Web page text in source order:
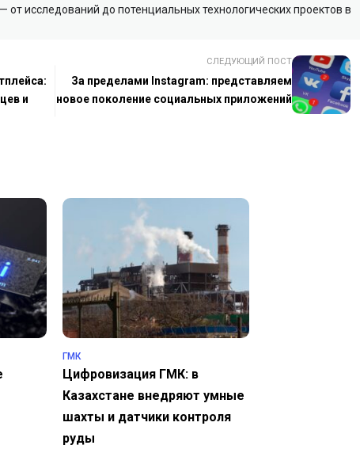
исследований до потенциальных технологических проектов в
и
СЛЕДУЮЩИЙ ПОСТ
За пределами Instagram: представляем
новое поколение социальных приложений
ГМК
Цифровизация ГМК: в
Казахстане внедряют умные
шахты и датчики контроля
руды